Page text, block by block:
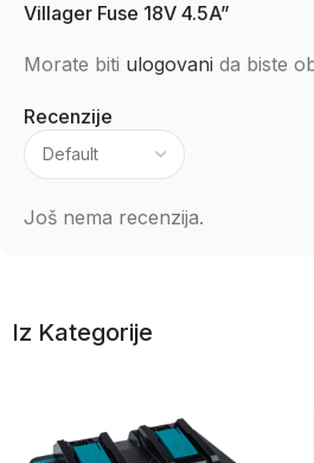
Recenzije
Još nema recenzija.
Villager Fuse 18V 4.5A”
Morate biti ulogovani da biste
Iz Kategorije